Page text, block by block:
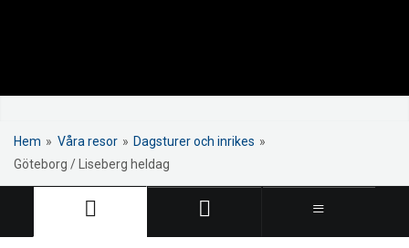
Hem » Våra resor » Dagsturer och inrikes »
Göteborg / Liseberg heldag